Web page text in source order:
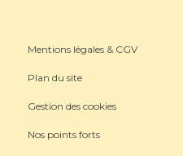
Mentions légales & CGV
Plan du site
Gestion des cookies
Nos points forts